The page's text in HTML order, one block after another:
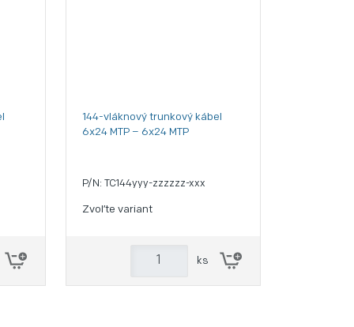
144-vláknový trunkový kábel
6x24 MTP – 6x24 MTP
P/N: TC144yyy-zzzzzz-xxx
Zvoľte variant
ks